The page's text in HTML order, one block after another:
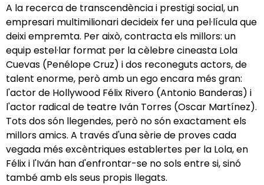
A la recerca de transcendència i prestigi social, un
empresari multimilionari decideix fer una pel·lícula que
deixi empremta. Per això, contracta els millors: un
equip estel·lar format per la cèlebre cineasta Lola
Cuevas (Penélope Cruz) i dos reconeguts actors, de
talent enorme, però amb un ego encara més gran:
l'actor de Hollywood Félix Rivero (Antonio Banderas) i
l'actor radical de teatre Iván Torres (Oscar Martínez).
Tots dos són llegendes, però no són exactament els
millors amics. A través d'una sèrie de proves cada
vegada més excèntriques establertes per la Lola, en
Félix i l'Iván han d'enfrontar-se no sols entre si, sinó
també amb els seus propis llegats.